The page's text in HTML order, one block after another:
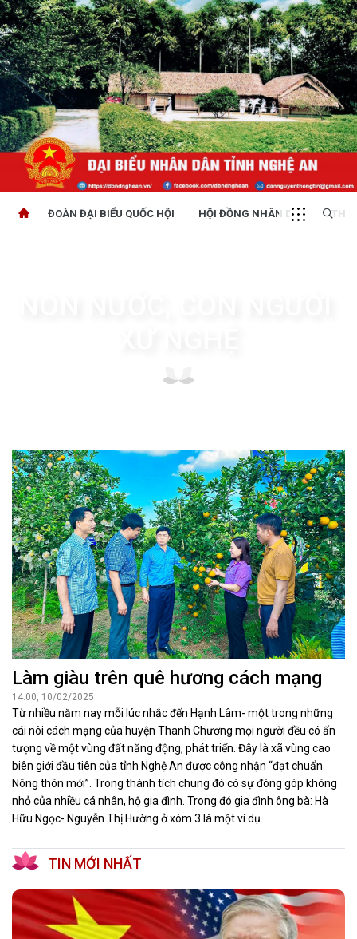
ĐOÀN ĐẠI BIỂU QUỐC HỘI HỘI ĐỒNG NHÂN DÂN
Làm giàu trên quê hương cách mạng
14:00, 10/02/2025
Từ nhiều năm nay mỗi lúc nhắc đến Hạnh Lâm- một trong những
cái nôi cách mạng của huyện Thanh Chương mọi người đều có ấn
tượng về một vùng đất năng động, phát triển. Đây là xã vùng cao
biên giới đầu tiên của tỉnh Nghệ An được công nhận “đạt chuẩn
Nông thôn mới”. Trong thành tích chung đó có sự đóng góp không
nhỏ của nhiều cá nhân, hộ gia đình. Trong đó gia đình ông bà: Hà
Hữu Ngọc- Nguyễn Thị Hường ở xóm 3 là một ví dụ.
TIN MỚI NHẤT